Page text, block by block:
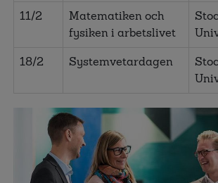
11/2
Matematiken och
fysiken i arbetslivet
18/2
Systemvetardagen